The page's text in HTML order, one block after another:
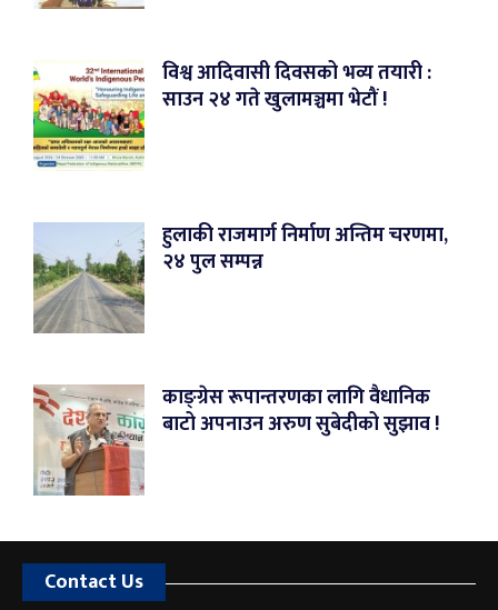
विश्व आदिवासी दिवसको भव्य तयारी :
साउन २४ गते खुलामञ्चमा भेटौं !
हुलाकी राजमार्ग निर्माण अन्तिम चरणमा,
२४ पुल सम्पन्न
काङ्ग्रेस रूपान्तरणका लागि वैधानिक
बाटो अपनाउन अरुण सुबेदीको सुझाव !
Contact Us